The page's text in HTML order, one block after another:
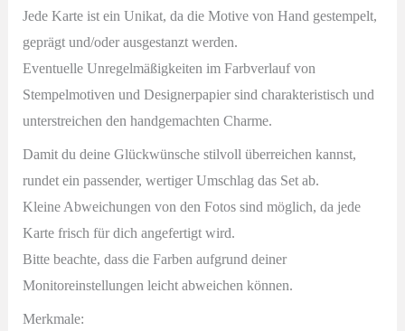
Jede Karte ist ein Unikat, da die Motive von Hand gestempelt,
geprägt und/oder ausgestanzt werden.
Eventuelle Unregelmäßigkeiten im Farbverlauf von
Stempelmotiven und Designerpapier sind charakteristisch und
unterstreichen den handgemachten Charme.
Damit du deine Glückwünsche stilvoll überreichen kannst,
rundet ein passender, wertiger Umschlag das Set ab.
Kleine Abweichungen von den Fotos sind möglich, da jede
Karte frisch für dich angefertigt wird.
Bitte beachte, dass die Farben aufgrund deiner
Monitoreinstellungen leicht abweichen können.
Merkmale: